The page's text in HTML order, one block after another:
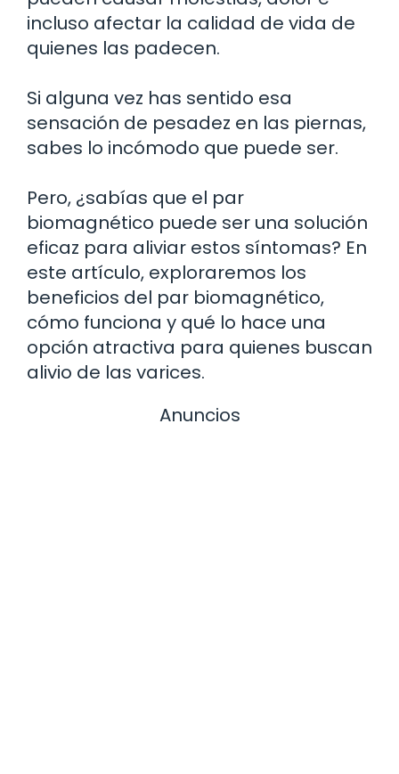
incluso afectar la calidad de vida de
quienes las padecen.
Si alguna vez has sentido esa
sensación de pesadez en las piernas,
sabes lo incómodo que puede ser.
Pero, ¿sabías que el par
biomagnético puede ser una solución
eficaz para aliviar estos síntomas? En
este artículo, exploraremos los
beneficios del par biomagnético,
cómo funciona y qué lo hace una
opción atractiva para quienes buscan
alivio de las varices.
Anuncios